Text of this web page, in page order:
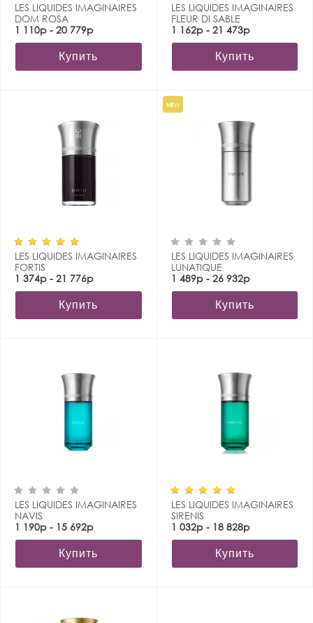
LES LIQUIDES IMAGINAIRES
DOM ROSA
1 110р - 20 779р
Купить
LES LIQUIDES IMAGINAIRES
FLEUR DI SABLE
1 162р - 21 473р
Купить
LES LIQUIDES IMAGINAIRES
FORTIS
1 374р - 21 776р
Купить
NEW
LES LIQUIDES IMAGINAIRES
LUNATIQUE
1 489р - 26 932р
Купить
LES LIQUIDES IMAGINAIRES
NAVIS
1 190р - 15 692р
Купить
LES LIQUIDES IMAGINAIRES
SIRENIS
1 032р - 18 828р
Купить